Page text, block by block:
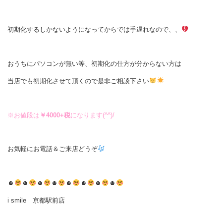
初期化するしかないようになってからでは手遅れなので、、
おうちにパソコンが無い等、初期化の仕方が分からない方は
当店でも初期化させて頂くので是非ご相談下さい
※お値段は ￥4000+税になります(^^)/
お気軽にお電話＆ご来店どうぞ
☻ ☻ ☻ ☻ ☻ ☻ ☻ ☻
i smile 京都駅前店